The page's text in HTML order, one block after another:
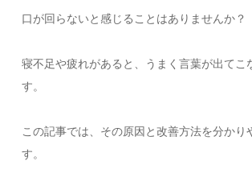
口が回らないと感じることはありませんか？
寝不足や疲れがあると、うまく言葉が出てこ
す。
この記事では、その原因と改善方法を分かり
す。